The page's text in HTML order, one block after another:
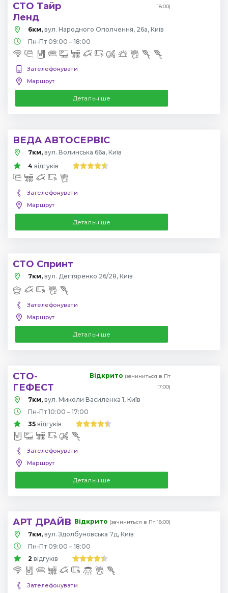
СТО Тайр
Ленд
18:00)
6км, вул. Народного Ополчення, 26а, Київ
Пн-Пт 09:00 – 18:00
Зателефонувати
Маршрут
Детальніше
ВЕДА АВТОСЕРВІС
7км, вул. Волинська 66а, Київ
4 відгуків
Зателефонувати
Маршрут
Детальніше
СТО Спринт
7км, вул. Дегтяренко 26/28, Київ
Зателефонувати
Маршрут
Детальніше
СТО-
ГЕФЕСТ
Відкрито (зачиниться в Пт
17:00)
7км, вул. Миколи Василенка 1, Київ
Пн-Пт 10:00 – 17:00
35 відгуків
Зателефонувати
Маршрут
Детальніше
АРТ ДРАЙВ Відкрито (зачиниться в Пт 18:00)
7км, вул. Здолбуновська 7д, Київ
Пн-Пт 09:00 – 18:00
2 відгуків
Зателефонувати